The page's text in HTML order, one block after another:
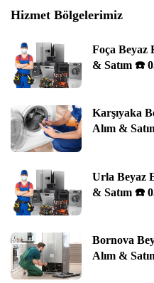
Hizmet Bölgelerimiz
Foça Beyaz
& Satım ☎️
Karşıyaka
Alım &
Urla Beyaz
& Satım ☎️
Bornova
Alım &